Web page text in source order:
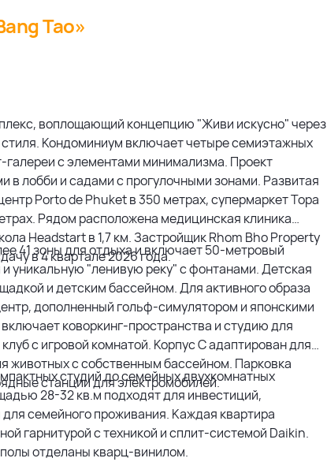
Tao»
воплощающий концепцию "Живи искусно" через
Кондоминиум включает четыре семиэтажных
галереи с элементами минимализма. Проект
в лобби и садами с прогулочными зонами. Развитая
Porto de Phuket в 350 метрах, супермаркет Topa
Рядом расположена медицинская клиника
Headstart в 1,7 км. Застройщик Rhom Bho Property
в 4 квартале 2026 года.
41 зоны для отдыха и включает 50-метровый
уникальную "ленивую реку" с фонтанами. Детская
и детским бассейном. Для активного образа
дополненный гольф-симулятором и японскими
коворкинг-пространства и студию для
с игровой комнатой. Корпус C адаптирован для
животных с собственным бассейном. Парковка
станции для электромобилей.
студий до семейных двухкомнатных
28-32 кв.м подходят для инвестиций,
семейного проживания. Каждая квартира
гарнитурой с техникой и сплит-системой Daikin.
отделаны кварц-винилом.